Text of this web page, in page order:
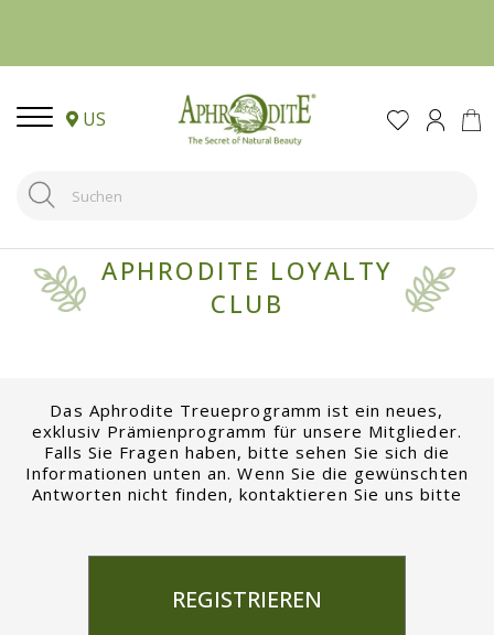
US
APHRODITE LOYALTY
CLUB
Das Aphrodite Treueprogramm ist ein neues,
exklusiv Prämienprogramm für unsere Mitglieder.
Falls Sie Fragen haben, bitte sehen Sie sich die
Informationen unten an. Wenn Sie die gewünschten
Antworten nicht finden, kontaktieren Sie uns bitte
REGISTRIEREN